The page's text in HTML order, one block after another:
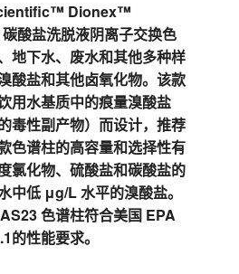
Dionex™
酸盐洗脱液阴离子交换色
地下水、废水和其他多种样
酸盐和其他卤氧化物。该款
用水基质中的痕量溴酸盐
毒性副产物）而设计，推荐
色谱柱的高容量和选择性有
氯化物、硫酸盐和碳酸盐的
中低 μg/L 水平的溴酸盐。
色谱柱符合美国 EPA
的性能要求。